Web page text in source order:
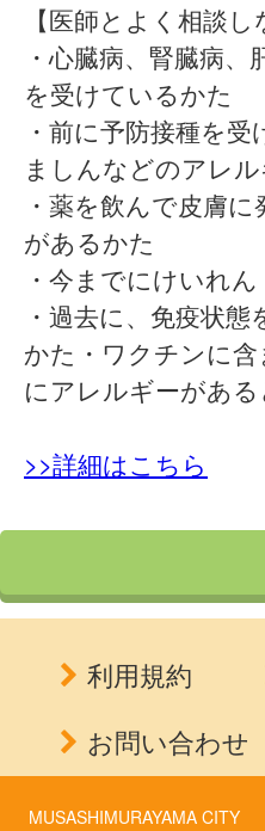
【医師とよく相談
・心臓病、腎臓病
を受けているかた
・前に予防接種を
ましんなどのアレ
・薬を飲んで皮膚
があるかた
・今までにけいれ
・過去に、免疫状
かた・ワクチンに
にアレルギーがあ
>>詳細はこちら
利用規約
お問い合わせ
MUSASHIMURAYAMA CITY